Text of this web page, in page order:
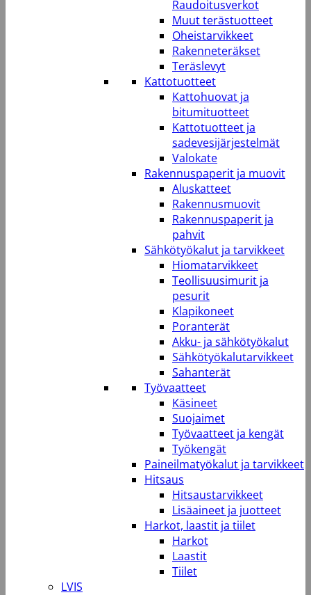
Raudoitusverkot
Muut terästuotteet
Oheistarvikkeet
Rakenneteräkset
Teräslevyt
Kattotuotteet
Kattohuovat ja
bitumituotteet
Kattotuotteet ja
sadevesijärjestelmät
Valokate
Rakennuspaperit ja muovit
Aluskatteet
Rakennusmuovit
Rakennuspaperit ja
pahvit
Sähkötyökalut ja tarvikkeet
Hiomatarvikkeet
Teollisuusimurit ja
pesurit
Klapikoneet
Poranterät
Akku- ja sähkötyökalut
Sähkötyökalutarvikkeet
Sahanterät
Työvaatteet
Käsineet
Suojaimet
Työvaatteet ja kengät
Työkengät
Paineilmatyökalut ja tarvikkeet
Hitsaus
Hitsaustarvikkeet
Lisäaineet ja juotteet
Harkot, laastit ja tiilet
Harkot
Laastit
Tiilet
LVIS